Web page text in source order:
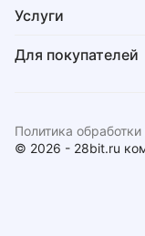
Услуги
Для покупателей
© 2026 - 28bit.ru
Политика